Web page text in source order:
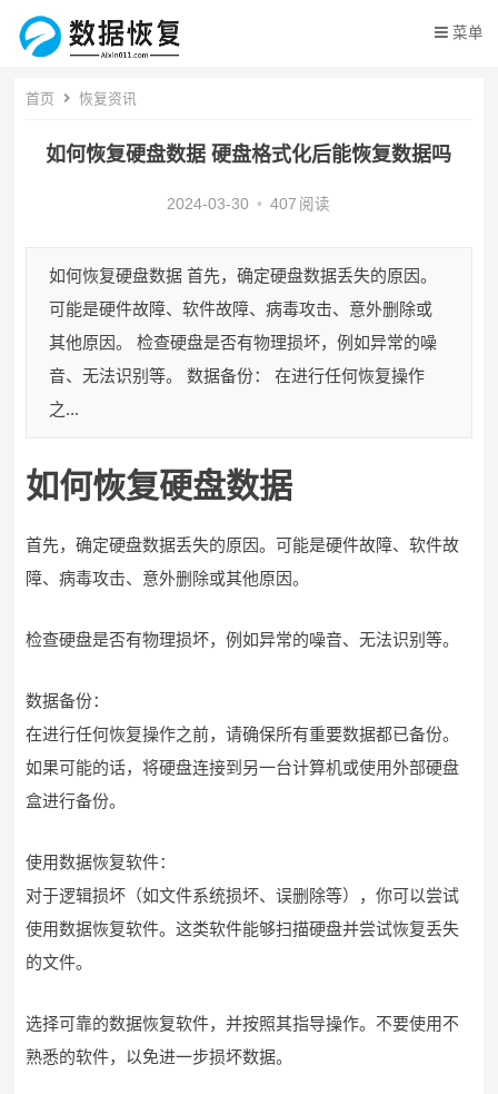
菜单
首页 恢复资讯
如何恢复硬盘数据 硬盘格式化后能恢复数据吗
2024-03-30 • 407 阅读
如何恢复硬盘数据 首先，确定硬盘数据丢失的原因。
可能是硬件故障、软件故障、病毒攻击、意外删除或
其他原因。 检查硬盘是否有物理损坏，例如异常的噪
音、无法识别等。 数据备份： 在进行任何恢复操作
之...
如何恢复硬盘数据
首先，确定硬盘数据丢失的原因。可能是硬件故障、软件故
障、病毒攻击、意外删除或其他原因。
检查硬盘是否有物理损坏，例如异常的噪音、无法识别等。
数据备份：
在进行任何恢复操作之前，请确保所有重要数据都已备份。
如果可能的话，将硬盘连接到另一台计算机或使用外部硬盘
盒进行备份。
使用数据恢复软件：
对于逻辑损坏（如文件系统损坏、误删除等），你可以尝试
使用数据恢复软件。这类软件能够扫描硬盘并尝试恢复丢失
的文件。
选择可靠的数据恢复软件，并按照其指导操作。不要使用不
熟悉的软件，以免进一步损坏数据。